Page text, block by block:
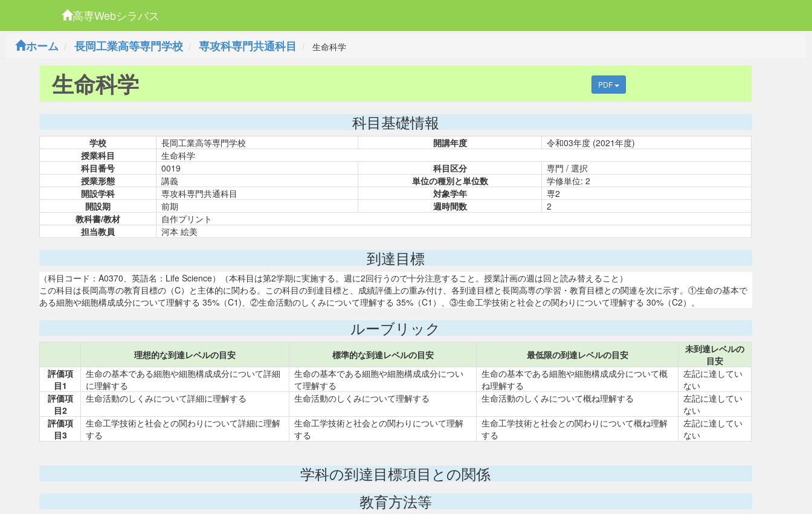
高専Webシラバス
ホーム
長岡工業高等専門学校 専攻科専門共通科目 生命科学
生命科学 PDF
科目基礎情報
学校 長岡工業高等専門学校 開講年度
令和03年度 (2021年度)
授業科目
生命科学
科目番号
0019 科目区分
専門 / 選択
授業形態
講義 単位の種別と単位数
学修単位: 2
開設学科
専攻科専門共通科目 対象学年
専2
開設期
前期 週時間数
2
教科書/教材
自作プリント
担当教員
河本 絵美
到達目標
（科目コード：A0370、英語名：Life Science）（本科目は第2学期に実施する。週に2回行うので十分注意すること。授業計画の週は回と読み替えること）
この科目は長岡高専の教育目標の（C）と主体的に関わる。この科目の到達目標と、成績評価上の重み付け、各到達目標と長岡高専の学習・教育目標との関連を次に示す。①生命の基本で
ある細胞や細胞構成成分について理解する 35%（C1)、②生命活動のしくみについて理解する 35%（C1）、③生命工学技術と社会との関わりについて理解する 30%（C2）。
ルーブリック
理想的な到達レベルの目安 標準的な到達レベルの目安 最低限の到達レベルの目安
未到達レベルの
目安
評価項
目1
生命の基本である細胞や細胞構成成分について詳細
に理解する
生命の基本である細胞や細胞構成成分につい
て理解する
生命の基本である細胞や細胞構成成分について概
ね理解する
左記に達してい
ない
評価項
目2
生命活動のしくみについて詳細に理解する 生命活動のしくみについて理解する 生命活動のしくみについて概ね理解する
左記に達してい
ない
評価項
目3
生命工学技術と社会との関わりについて詳細に理解
する
生命工学技術と社会との関わりについて理解
する
生命工学技術と社会との関わりについて概ね理解
する
左記に達してい
ない
学科の到達目標項目との関係
教育方法等